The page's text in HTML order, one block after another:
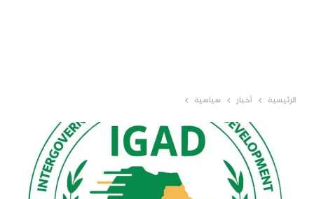
الرئيسية أخبار سياسية